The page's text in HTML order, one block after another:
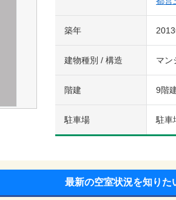
築年
建物種別 / 構造 マン
階建 9階
駐車場 駐車
最新の空室状況を知りた